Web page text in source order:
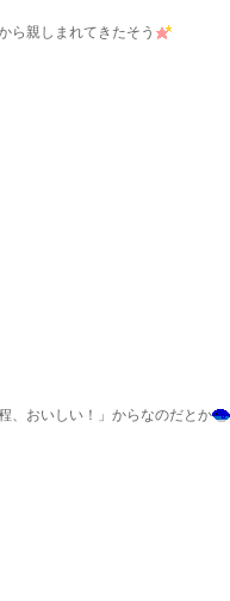
ら親しまれてきたそう
、おいしい！」からなのだとか